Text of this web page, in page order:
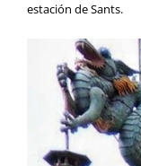
estación de Sants.